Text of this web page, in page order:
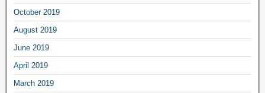
October 2019
August 2019
June 2019
April 2019
March 2019